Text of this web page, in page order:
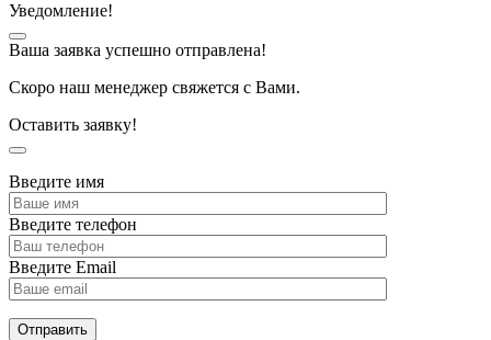
Уведомление!
Ваша заявка успешно отправлена!
Скоро наш менеджер свяжется с Вами.
Оставить заявку!
Введите имя
Введите телефон
Введите Email
Отправить